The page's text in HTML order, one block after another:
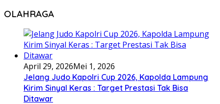
OLAHRAGA
April 29, 2026Mei 1, 2026
Jelang Judo Kapolri Cup 2026, Kapolda Lampung
Kirim Sinyal Keras : Target Prestasi Tak Bisa
Ditawar